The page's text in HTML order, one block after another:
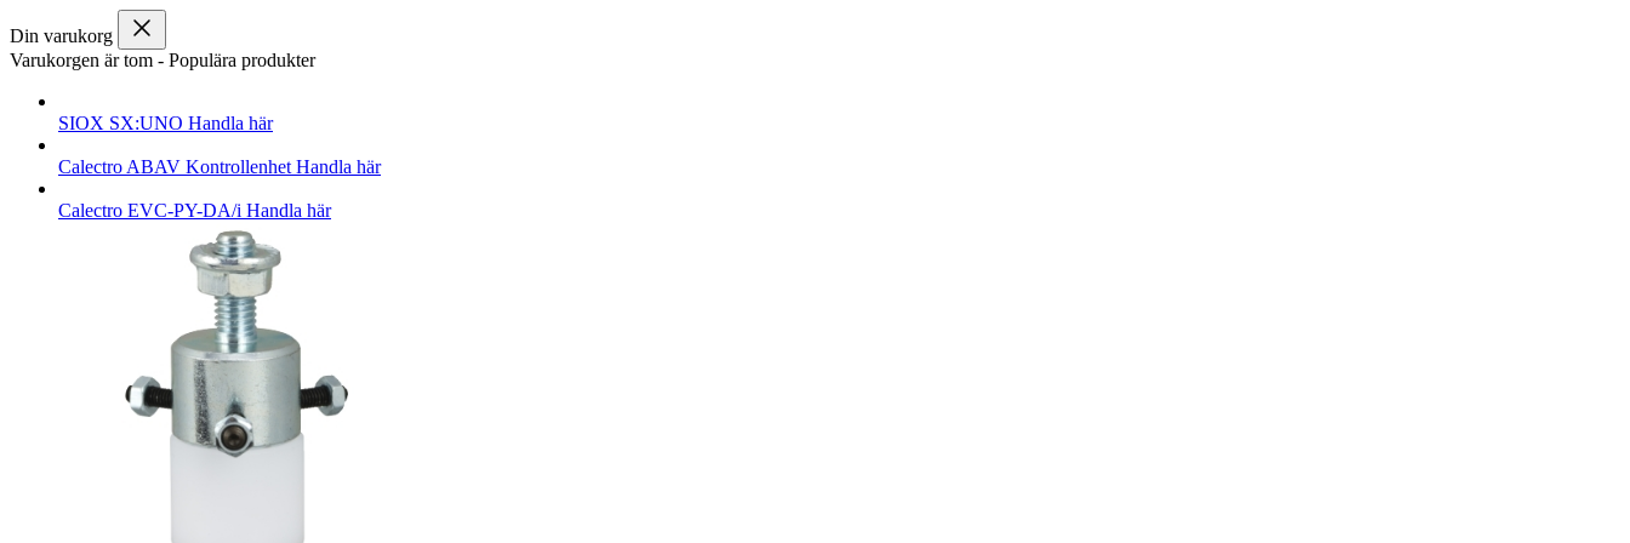
Din varukorg
Varukorgen är tom - Populära produkter
SIOX SX:UNO Handla här
Calectro ABAV Kontrollenhet Handla här
Calectro EVC-PY-DA/i Handla här